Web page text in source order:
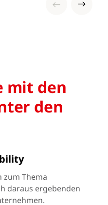
mit den
den
zum Thema
daraus ergebenden